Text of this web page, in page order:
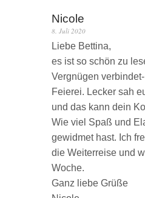
Nicole
8. Juli 2020
Liebe Bettina,
es ist so schön zu
Vergnügen
Feierei. Lecker sah
und das kann dein
Wie viel Spaß und
gewidmet hast. Ich
die Weiterreise und
Woche.
Ganz liebe Grüße